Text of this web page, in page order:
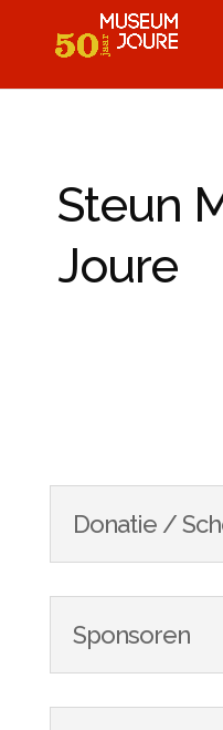
Steun
Joure
Donatie /
Sponsoren